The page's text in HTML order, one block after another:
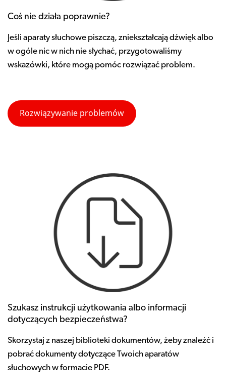
Coś nie działa poprawnie?
Jeśli aparaty słuchowe piszczą, zniekształcają dźwięk albo
w ogóle nic w nich nie słychać, przygotowaliśmy
wskazówki, które mogą pomóc rozwiązać problem.
Rozwiązywanie problemów
Szukasz instrukcji użytkowania albo informacji
dotyczących bezpieczeństwa?
Skorzystaj z naszej biblioteki dokumentów, żeby znaleźć i
pobrać dokumenty dotyczące Twoich aparatów
słuchowych w formacie PDF.